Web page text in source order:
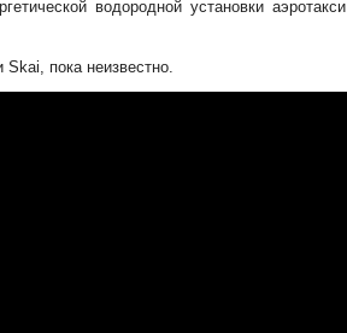
водородной установки аэротакси
Skai, пока неизвестно.